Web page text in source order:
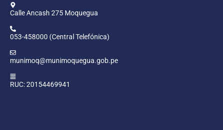
Calle Ancash 275 Moquegua
053-458000 (Central Telefónica)
munimoq@munimoquegua.gob.pe
RUC: 20154469941